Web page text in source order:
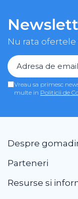
Nu rata
Vreau sa primesc
multe in Politicii de
Despre
Parteneri
Resurse si